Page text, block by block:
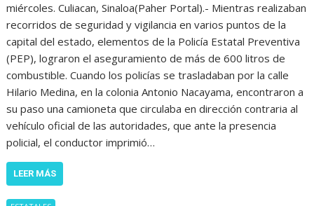
miércoles. Culiacan, Sinaloa(Paher Portal).- Mientras realizaban
recorridos de seguridad y vigilancia en varios puntos de la
capital del estado, elementos de la Policía Estatal Preventiva
(PEP), lograron el aseguramiento de más de 600 litros de
combustible. Cuando los policías se trasladaban por la calle
Hilario Medina, en la colonia Antonio Nacayama, encontraron a
su paso una camioneta que circulaba en dirección contraria al
vehículo oficial de las autoridades, que ante la presencia
policial, el conductor imprimió…
LEER MÁS